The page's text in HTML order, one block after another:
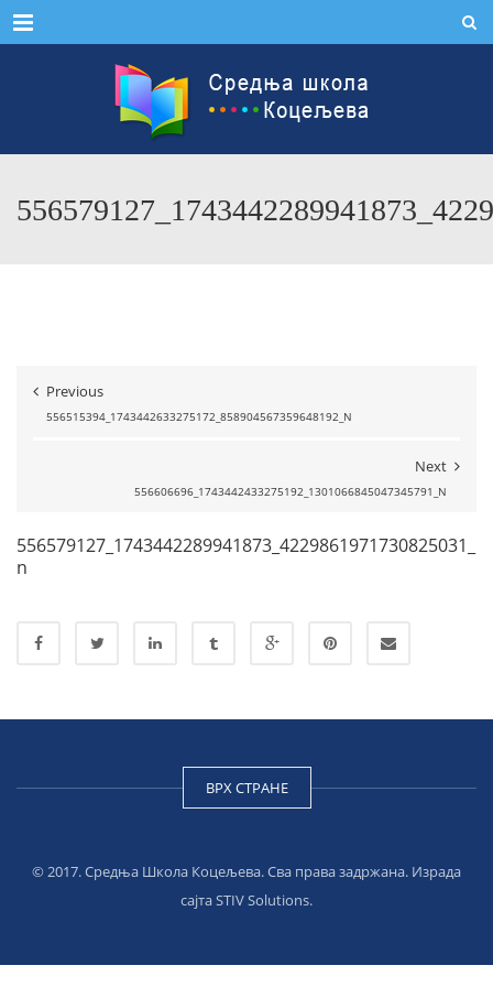
Menu
Previous
556515394_1743442633275172_858904567359648192_N
Next
556606696_1743442433275192_1301066845047345791_N
556579127_1743442289941873_4229861971730825031_
n
ВРХ СТРАНЕ
© 2017. Средња Школа Коцељева. Сва права задржана. Израда
сајтаSTIV Solutions.